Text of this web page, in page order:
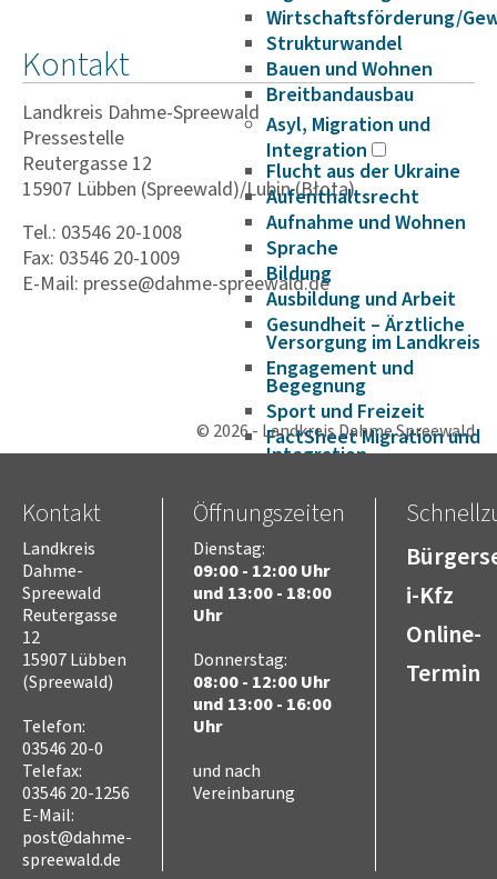
Wirtschaftsförderung/
Strukturwandel
Bauen und Wohnen
Breitbandausbau
Asyl, Migration und
Integration
Flucht aus der Ukraine
Aufenthaltsrecht
Aufnahme und Wohnen
Sprache
Bildung
Ausbildung und Arbeit
Gesundheit – Ärztliche
Versorgung im Landkreis
Engagement und
Begegnung
Sport und Freizeit
FactSheet Migration und
Integration
Bildung und Wissenschaft
Schulen im LDS
Hochschulen
Kreismusikschule
Volkshochschule
Bildungscampus
Fahrbibliothek
Bildungsplattform
Infektionsschutz
Schuluntersuchung
Kontakt
Landkreis Dahme-Spreewald
Pressestelle
Reutergasse 12
15907 Lübben (Spreewald)/Lubin (Błota)
Tel.: 03546 20-1008
Fax: 03546 20-1009
E-Mail: presse@dahme-spreewald.de
© 2026 - Landkreis Dahme Spreewald
Kontakt
Landkreis
Dahme-
Spreewald
Reutergasse
12
15907 Lübben
(Spreewald)
Telefon:
03546 20-0
Telefax:
03546 20-1256
E-Mail:
post@dahme-
spreewald.de
Öffnungszeiten
Dienstag:
09:00 - 12:00 Uhr
und 13:00 - 18:00
Uhr
Donnerstag:
08:00 - 12:00 Uhr
und 13:00 - 16:00
Uhr
und nach
Vereinbarung
i-Kfz
Online-
Termin